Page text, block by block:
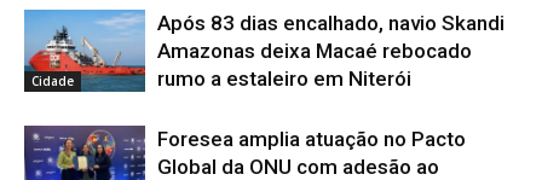
Cidade
Após 83 dias encalhado, navio Skandi
Amazonas deixa Macaé rebocado
rumo a estaleiro em Niterói
Foresea amplia atuação no Pacto
Global da ONU com adesão ao